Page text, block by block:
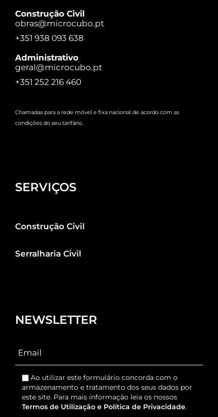
Construção Civil
obras@microcubo.pt
+351 938 093 638
Administrativo
geral@microcubo.pt
+351 252 216 460
Chamadas para a rede móvel e fixa nacional de acordo com as
condições do seu tarifário.
SERVIÇOS
Construção Civil
Serralharia Civil
NEWSLETTER
Ao utilizar este formulário concorda com o
armazenamento e tratamento dos seus dados por
este site. Para mais informação leia os nossos
Termos de Utilização e Política de Privacidade.